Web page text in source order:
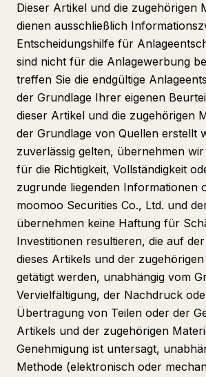
Dieser Artikel und die zugehörigen
dienen ausschließlich
Entscheidungshilfe für
sind nicht für die Anlagewerbung
treffen Sie die endgültige
der Grundlage Ihrer eigenen
dieser Artikel und die zugehörigen
der Grundlage von Quellen erstellt
zuverlässig gelten, übernehmen
für die Richtigkeit, Vollständigkeit
zugrunde liegenden Informationen
moomoo Securities Co., Ltd. und
übernehmen keine Haftung für
Investitionen resultieren, die auf
dieses Artikels und der
getätigt werden, unabhängig vom
Vervielfältigung, der Nachdruck
Übertragung von Teilen oder der
Artikels und der zugehörigen
Genehmigung ist untersagt,
Methode (elektronisch oder